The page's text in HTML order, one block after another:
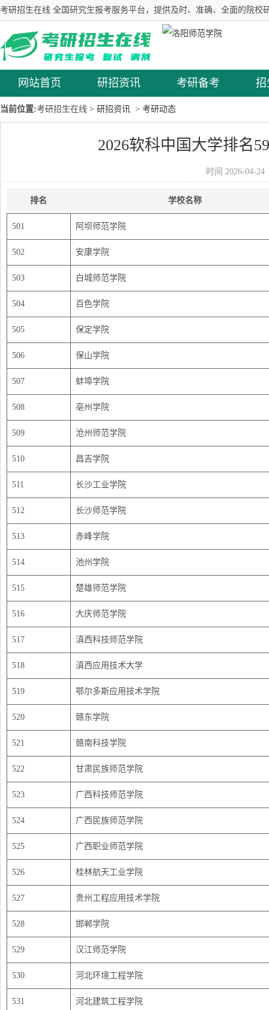
考研招生在线 全国研究生报考服务平台，提供及时、准确、全面的院校
网站首页 研招资讯 考研备考 招
当前位置:考研招生在线 > 研招资讯 > 考研动态
2026软科中国大学排名
时间:2026-04-
排名 学校名称
501 阿坝师范学院
502 安康学院
503 白城师范学院
504 百色学院
505 保定学院
506 保山学院
507 蚌埠学院
508 亳州学院
509 沧州师范学院
510 昌吉学院
511 长沙工业学院
512 长沙师范学院
513 赤峰学院
514 池州学院
515 楚雄师范学院
516 大庆师范学院
517 滇西科技师范学院
518 滇西应用技术大学
519 鄂尔多斯应用技术学院
520 赣东学院
521 赣南科技学院
522 甘肃民族师范学院
523 广西科技师范学院
524 广西民族师范学院
525 广西职业师范学院
526 桂林航天工业学院
527 贵州工程应用技术学院
528 邯郸学院
529 汉江师范学院
530 河北环境工程学院
531 河北建筑工程学院